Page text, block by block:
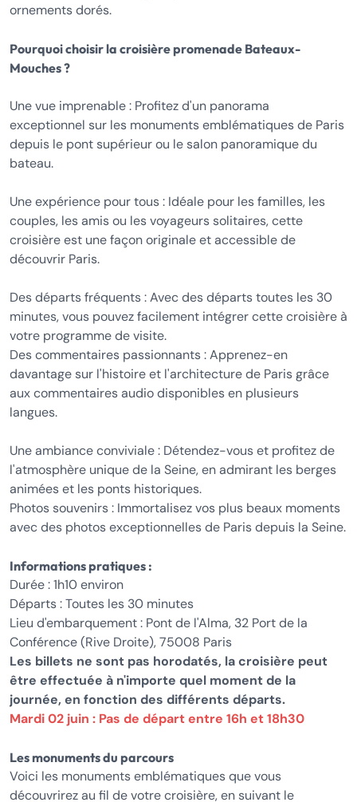
ornements dorés.
Pourquoi choisir la croisière promenade Bateaux-
Mouches ?
Une vue imprenable : Profitez d'un panorama
exceptionnel sur les monuments emblématiques de Paris
depuis le pont supérieur ou le salon panoramique du
bateau.
Une expérience pour tous : Idéale pour les familles, les
couples, les amis ou les voyageurs solitaires, cette
croisière est une façon originale et accessible de
découvrir Paris.
Des départs fréquents : Avec des départs toutes les 30
minutes, vous pouvez facilement intégrer cette croisière à
votre programme de visite.
Des commentaires passionnants : Apprenez-en
davantage sur l'histoire et l'architecture de Paris grâce
aux commentaires audio disponibles en plusieurs
langues.
Une ambiance conviviale : Détendez-vous et profitez de
l'atmosphère unique de la Seine, en admirant les berges
animées et les ponts historiques.
Photos souvenirs : Immortalisez vos plus beaux moments
avec des photos exceptionnelles de Paris depuis la Seine.
Informations pratiques :
Durée : 1h10 environ
Départs : Toutes les 30 minutes
Lieu d'embarquement : Pont de l'Alma, 32 Port de la
Conférence (Rive Droite), 75008 Paris
Les billets ne sont pas horodatés, la croisière peut
être effectuée à n'importe quel moment de la
journée, en fonction des différents départs.
Mardi 02 juin : Pas de départ entre 16h et 18h30
Les monuments du parcours
Voici les monuments emblématiques que vous
découvrirez au fil de votre croisière, en suivant le